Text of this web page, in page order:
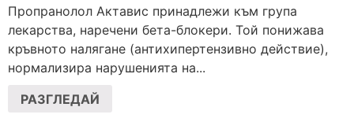
Пропранолол Актавис принадлежи към група
лекарства, наречени бета-блокери. Той понижава
кръвното налягане (антихипертензивно действие),
нормализира нарушенията на...
РАЗГЛЕДАЙ